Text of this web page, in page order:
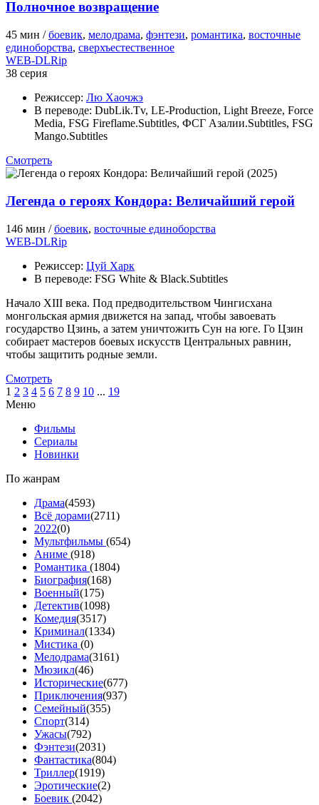
Полночное возвращение
45 мин /боевик, мелодрама, фэнтези, романтика, восточные
единоборства, сверхъестественное
WEB-DLRip
38 серия
Режиссер: Лю Хаочжэ
В переводе: DubLik.Tv, LE-Production, Light Breeze, Force
Media, FSG Fireflame.Subtitles, ФСГ Азалии.Subtitles, FSG
Mango.Subtitles
Смотреть
Легенда о героях Кондора: Величайший герой
146 мин /боевик, восточные единоборства
WEB-DLRip
Режиссер: Цуй Харк
В переводе: FSG White & Black.Subtitles
Начало XIII века. Под предводительством Чингисхана
монгольская армия движется на запад, чтобы завоевать
государство Цзинь, а затем уничтожить Сун на юге. Го Цзин
собирает мастеров боевых искусств Центральных равнин,
чтобы защитить родные земли.
Смотреть
1 2 3 4 5 6 7 8 9 10 ... 19
Меню
Фильмы
Сериалы
Новинки
По жанрам
Драма(4593)
Всё дорами(2711)
2022(0)
Мультфильмы (654)
Аниме (918)
Романтика (1804)
Биография(168)
Военный(175)
Детектив(1098)
Комедия(3517)
Криминал(1334)
Мистика (0)
Мелодрама(3161)
Мюзикл(46)
Исторические(677)
Приключения(937)
Семейный(355)
Спорт(314)
Ужасы(792)
Фэнтези(2031)
Фантастика(804)
Триллер(1919)
Эротические(2)
Боевик (2042)